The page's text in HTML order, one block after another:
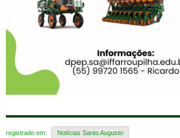
registrado em: Notícias Santo Augusto